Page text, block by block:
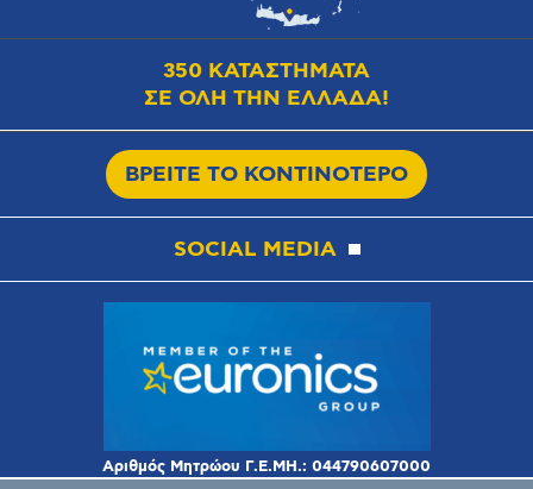
350 ΚΑΤΑΣΤΗΜΑΤΑ
ΣΕ ΟΛΗ ΤΗΝ ΕΛΛΑΔΑ!
ΒΡΕΙΤΕ ΤΟ ΚΟΝΤΙΝΟΤΕΡΟ
SOCIAL MEDIA